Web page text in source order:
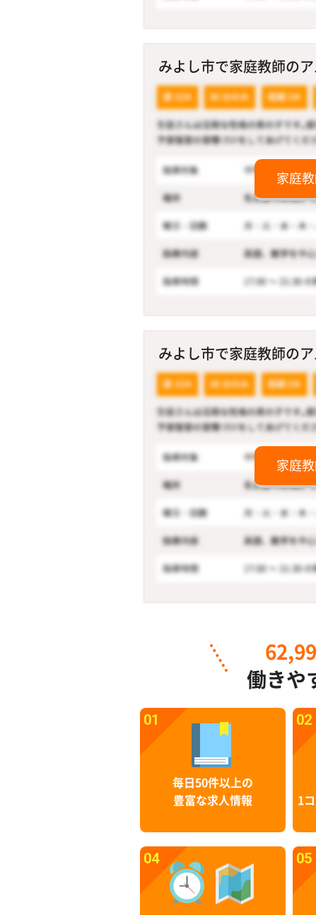
みよし市で家庭教師の
家庭
みよし市で家庭教師の
家庭
働きや
01
毎日50件以上の
豊富な求人情報
02
1
04 05